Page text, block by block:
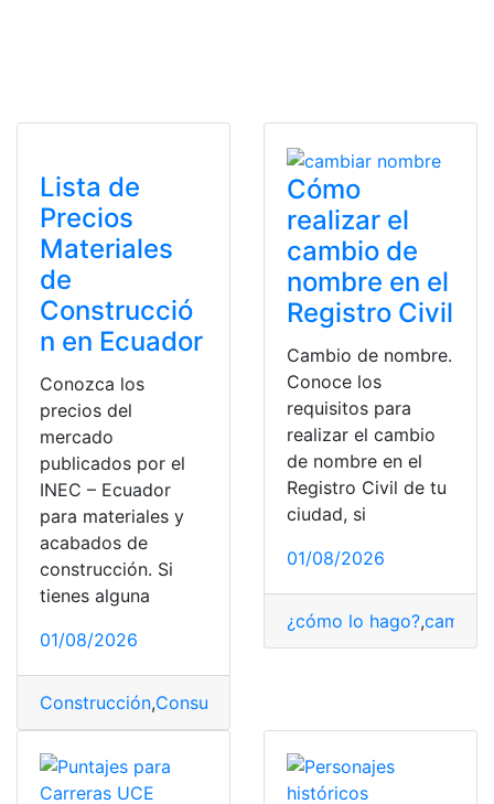
Lista de
Precios
Materiales
de
Construcció
n en Ecuador
Conozca los
precios del
mercado
publicados por el
INEC – Ecuador
para materiales y
acabados de
construcción. Si
tienes alguna
01/08/2026
Construcción,Consultas
Cómo
realizar el
cambio de
nombre en el
Registro Civil
Cambio de nombre.
Conoce los
requisitos para
realizar el cambio
de nombre en el
Registro Civil de tu
ciudad, si
01/08/2026
¿cómo lo hago?,cambio